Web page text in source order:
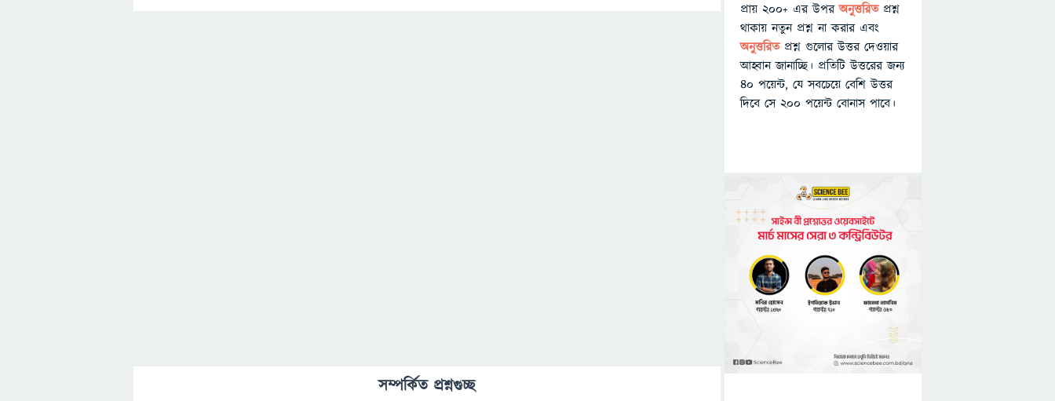
সম্পর্কিত প্রশ্নগুচ্ছ
প্রায় ২০০+ এর উপরঅনুত্তরিতপ্রশ্ন
থাকায় নতুন প্রশ্ন না করার এবং
অনুত্তরিত প্রশ্ন গুলোর উত্তর দেওয়ার
আহ্বান জানাচ্ছি। প্রতিটি উত্তরের জন্য
৪০ পয়েন্ট, যে সবচেয়ে বেশি উত্তর
দিবে সে ২০০ পয়েন্ট বোনাস পাবে।